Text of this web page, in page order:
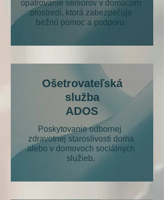
opatrovanie seniorov v domácom
prostredí, ktorá zabezpečuje
bežnú pomoc a podporu.
Ošetrovateľská
služba
ADOS
Poskytovanie odbornej
zdravotnej staroslivosti doma
alebo v domovoch sociálnych
služieb.